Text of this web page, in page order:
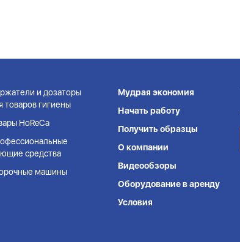
и дозаторы
товаров гигиены
HoReCa
средства
машины
Мудрая экономия
Начать работу
Получить образцы
О компании
Видеообзоры
Оборудование в аренду
Условия